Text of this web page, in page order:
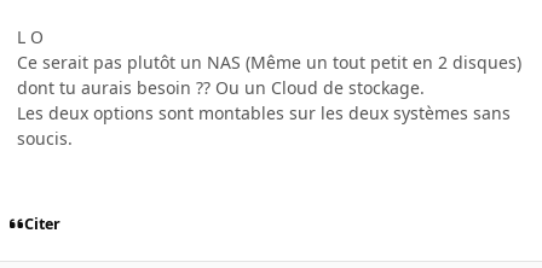
L O
Ce serait pas plutôt un NAS (Même un tout petit en 2 disques)
dont tu aurais besoin ?? Ou un Cloud de stockage.
Les deux options sont montables sur les deux systèmes sans
soucis.
Citer